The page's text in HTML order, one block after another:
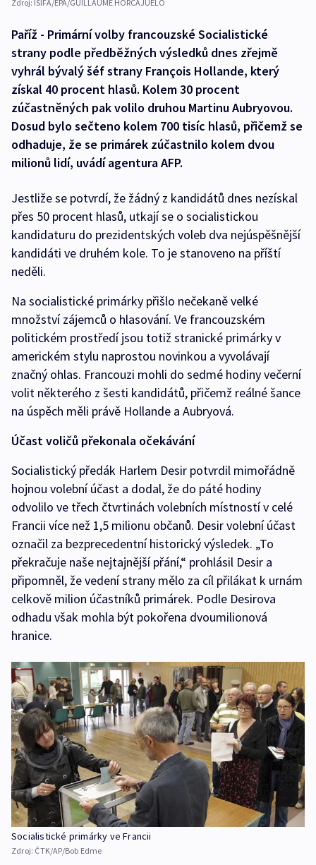
Zdroj: ISIFA/EPA/GUILLAUME HORCAJUELO
Paříž - Primární volby francouzské Socialistické
strany podle předběžných výsledků dnes zřejmě
vyhrál bývalý šéf strany François Hollande, který
získal 40 procent hlasů. Kolem 30 procent
zúčastněných pak volilo druhou Martinu Aubryovou.
Dosud bylo sečteno kolem 700 tisíc hlasů, přičemž se
odhaduje, že se primárek zúčastnilo kolem dvou
milionů lidí, uvádí agentura AFP.
Jestliže se potvrdí, že žádný z kandidátů dnes nezískal
přes 50 procent hlasů, utkají se o socialistickou
kandidaturu do prezidentských voleb dva nejúspěšnější
kandidáti ve druhém kole. To je stanoveno na příští
neděli.
Na socialistické primárky přišlo nečekaně velké
množství zájemců o hlasování. Ve francouzském
politickém prostředí jsou totiž stranické primárky v
americkém stylu naprostou novinkou a vyvolávají
značný ohlas. Francouzi mohli do sedmé hodiny večerní
volit některého z šesti kandidátů, přičemž reálné šance
na úspěch měli právě Hollande a Aubryová.
Účast voličů překonala očekávání
Socialistický předák Harlem Desir potvrdil mimořádně
hojnou volební účast a dodal, že do páté hodiny
odvolilo ve třech čtvrtinách volebních místností v celé
Francii více než 1,5 milionu občanů. Desir volební účast
označil za bezprecedentní historický výsledek. „To
překračuje naše nejtajnější přání,“ prohlásil Desir a
připomněl, že vedení strany mělo za cíl přilákat k urnám
celkově milion účastníků primárek. Podle Desirova
odhadu však mohla být pokořena dvoumilionová
hranice.
Socialistické primárky ve Francii
Zdroj: ČTK/AP/Bob Edme